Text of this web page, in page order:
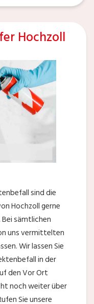
Hochzoll
sind die
Hochzoll gerne
sämtlichen
uns vermittelten
Wir lassen Sie
in der
den Vor Ort
noch weiter über
Sie unsere